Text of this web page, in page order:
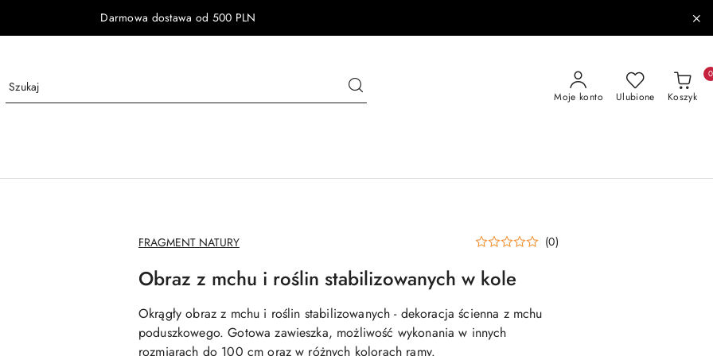
Darmowa dostawa od 500 PLN
Moje konto Ulubione Koszyk
0
NAZWA
PRODUCENTA:
FRAGMENT NATURY (0)
Obraz z mchu i roślin stabilizowanych w kole
Okrągły obraz z mchu i roślin stabilizowanych - dekoracja ścienna z mchu
poduszkowego. Gotowa zawieszka, możliwość wykonania w innych
rozmiarach do 100 cm oraz w różnych kolorach ramy.